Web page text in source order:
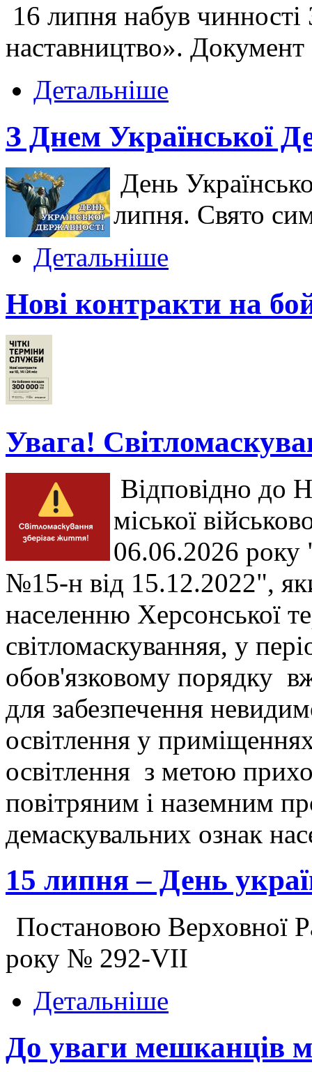
16 липня набув
наставництво». Документ
Детальніше
З Днем Української
День
липня. Свято
Детальніше
Нові контракти на
Увага!
Відповідно до
міської
06.06.2026 року
№15-н від 15.12.2022",
населенню Херсонської
світломаскуванняя, у
обов'язковому порядку
для забезпечення
освітлення у
освітлення з метою
повітряним і наземним
демаскувальних ознак
15 липня – День
Постановою Верховної
року № 292-VII
Детальніше
До уваги мешканців